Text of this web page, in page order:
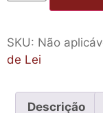
SKU: Não
de Lei
Descrição